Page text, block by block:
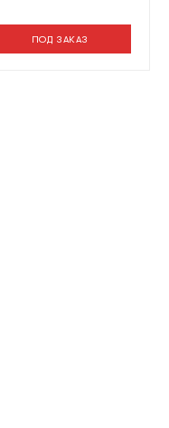
ПОД ЗАКАЗ